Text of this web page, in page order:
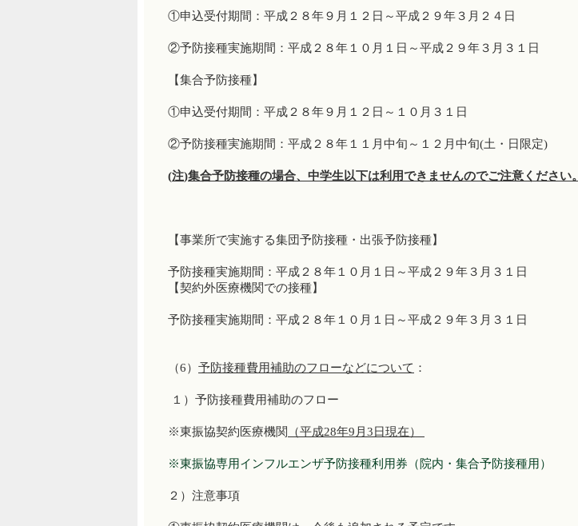
①申込受付期間：平成２８年９月１２日～平成２９年３月２４日
②予防接種実施期間：平成２８年１０月１日～平成２９年３月３１日
【集合予防接種】
①申込受付期間：平成２８年９月１２日～１０月３１日
②予防接種実施期間：平成２８年１１月中旬～１２月中旬(土・日限定)
(注)集合予防接種の場合、中学生以下は利用できませんのでご注意ください。
【事業所で実施する集団予防接種・出張予防接種】
予防接種実施期間：平成２８年１０月１日～平成２９年３月３１日
【契約外医療機関での接種】
予防接種実施期間：平成２８年１０月１日～平成２９年３月３１日
（6） 予防接種費用補助のフローなどについて ：
１）予防接種費用補助のフロー
※東振協契約医療機関 （平成28年9月3日現在）
※東振協専用インフルエンザ予防接種利用券（院内・集合予防接種用）
２）注意事項